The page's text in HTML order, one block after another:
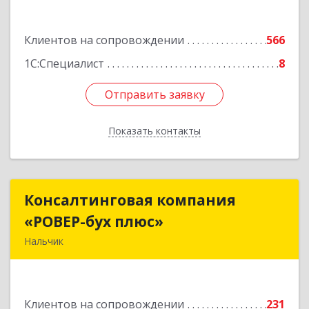
Клиентов на сопровождении
566
1С:Специалист
8
Отправить заявку
Показать контакты
Отправить заявку
Назад
Консалтинговая компания
«РОВЕР-бух плюс»
Нальчик
Клиентов на сопровождении
231
Консалтинговая компания
«РОВЕР-бух плюс»
Подробнее